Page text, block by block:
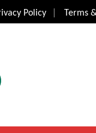
Policy| Terms